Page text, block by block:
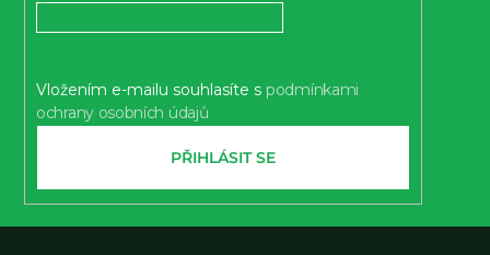
Vložením e-mailu souhlasíte s podmínkami
ochrany osobních údajů
PŘIHLÁSIT SE